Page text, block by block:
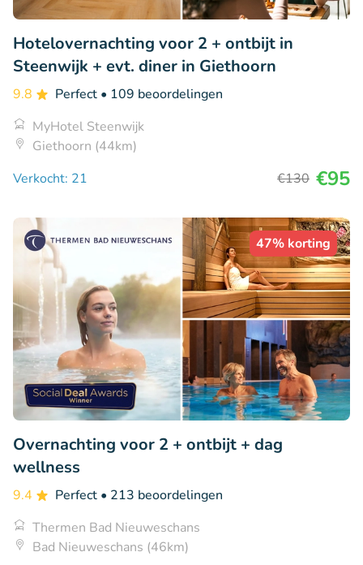
Hotelovernachting voor 2 + ontbijt in
Steenwijk + evt. diner in Giethoorn
9.8 Perfect • 109 beoordelingen
MyHotel Steenwijk
Giethoorn (44km)
Verkocht: 21
€130 €95
47% korting
Overnachting voor 2 + ontbijt + dag
wellness
9.4 Perfect • 213 beoordelingen
Thermen Bad Nieuweschans
Bad Nieuweschans (46km)